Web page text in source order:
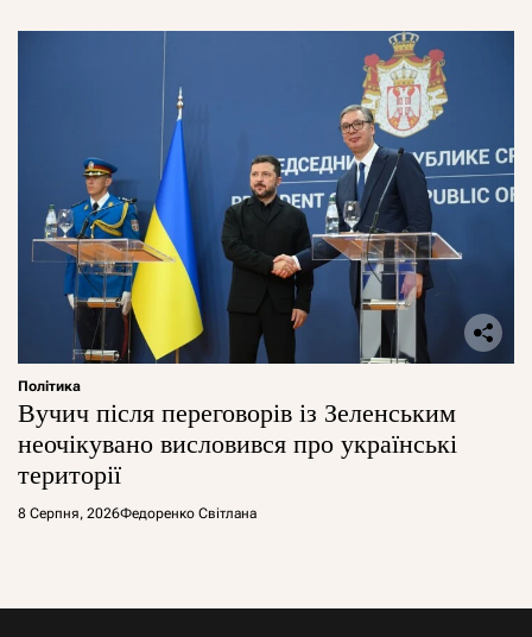
Політика
Вучич після переговорів із Зеленським
неочікувано висловився про українські
території
8 Серпня, 2026Федоренко Світлана